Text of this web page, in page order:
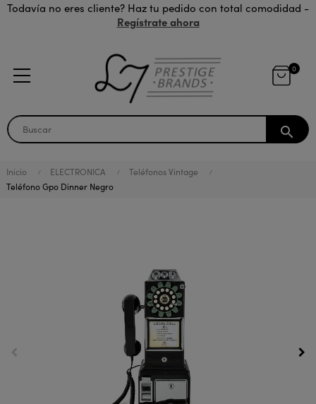
Todavía no eres cliente? Haz tu pedido con total comodidad -
Regístrate ahora
0
search
Inicio ELECTRONICA
Teléfonos Vintage
Teléfono Gpo Dinner Negro